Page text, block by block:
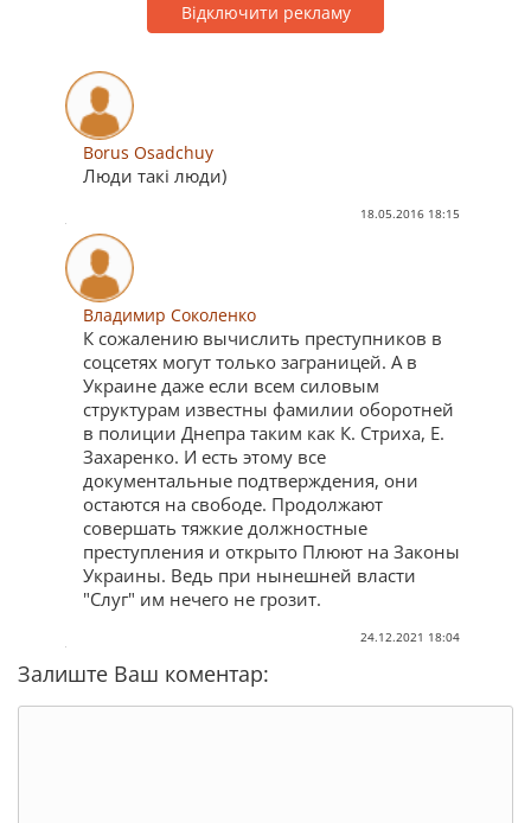
Відключити рекламу
Borus Osadchuy
Люди такі люди)
18.05.2016 18:15
Владимир Соколенко
К сожалению вычислить преступников в
соцсетях могут только заграницей. А в
Украине даже если всем силовым
структурам известны фамилии оборотней
в полиции Днепра таким как К. Стриха, Е.
Захаренко. И есть этому все
документальные подтверждения, они
остаются на свободе. Продолжают
совершать тяжкие должностные
преступления и открыто Плюют на Законы
Украины. Ведь при нынешней власти
"Слуг" им нечего не грозит.
24.12.2021 18:04
Залиште Ваш коментар: